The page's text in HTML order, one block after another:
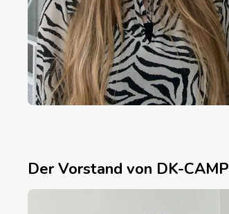
Der Vorstand von DK-CAMP